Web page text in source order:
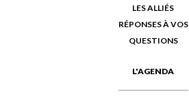
LES ALLIÉS
RÉPONSES À VOS
QUESTIONS
L'AGENDA